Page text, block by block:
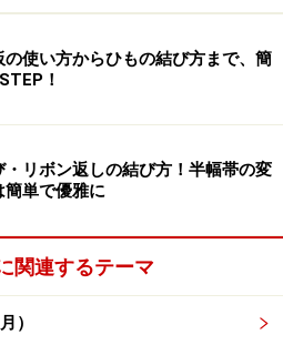
返しすることが多いだけに、お
しれません。逆の立場からい
から、当然お返しが来るだろ
いうことです。
止めてほしい時
の使い方からひもの結び方まで、簡
！
・リボン返しの結び方！半幅帯の変
簡単で優雅に
関連するテーマ
）